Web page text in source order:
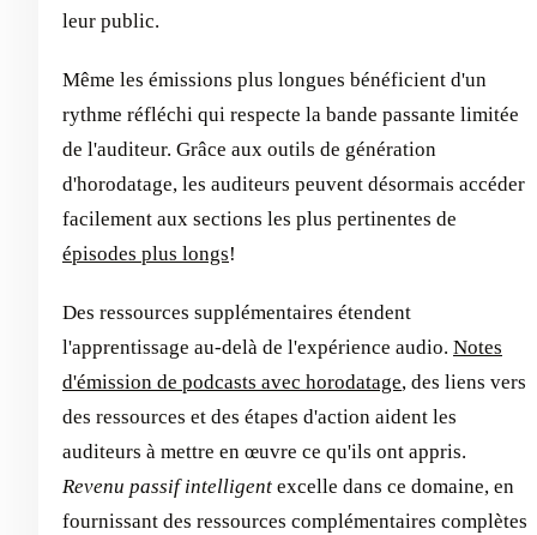
leur public.
Même les émissions plus longues bénéficient d'un
rythme réfléchi qui respecte la bande passante limitée
de l'auditeur. Grâce aux outils de génération
d'horodatage, les auditeurs peuvent désormais accéder
facilement aux sections les plus pertinentes de
épisodes plus longs!
Des ressources supplémentaires étendent
l'apprentissage au-delà de l'expérience audio. Notes
d'émission de podcasts avec horodatage, des liens vers
des ressources et des étapes d'action aident les
auditeurs à mettre en œuvre ce qu'ils ont appris.
Revenu passif intelligent excelle dans ce domaine, en
fournissant des ressources complémentaires complètes